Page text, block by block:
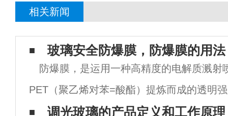
相关新闻
玻璃安全防爆膜，防爆膜的用法
防爆膜，是运用一种高精度的电解质溅射
PET（聚乙烯对苯=酸酯）提炼而成的透明
维膜内入金属原子层，具备高强度的粘结力
调光玻璃的产品定义和工作原